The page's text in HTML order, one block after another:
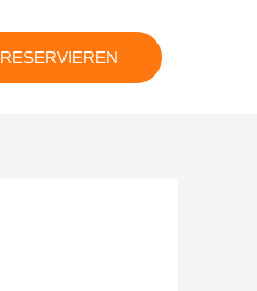
RESERVIEREN